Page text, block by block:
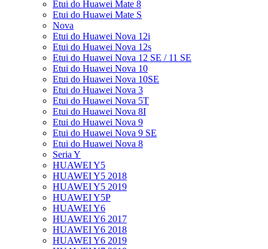
Etui do Huawei Mate 8
Etui do Huawei Mate S
Nova
Etui do Huawei Nova 12i
Etui do Huawei Nova 12s
Etui do Huawei Nova 12 SE / 11 SE
Etui do Huawei Nova 10
Etui do Huawei Nova 10SE
Etui do Huawei Nova 3
Etui do Huawei Nova 5T
Etui do Huawei Nova 8I
Etui do Huawei Nova 9
Etui do Huawei Nova 9 SE
Etui do Huawei Nova 8
Seria Y
HUAWEI Y5
HUAWEI Y5 2018
HUAWEI Y5 2019
HUAWEI Y5P
HUAWEI Y6
HUAWEI Y6 2017
HUAWEI Y6 2018
HUAWEI Y6 2019